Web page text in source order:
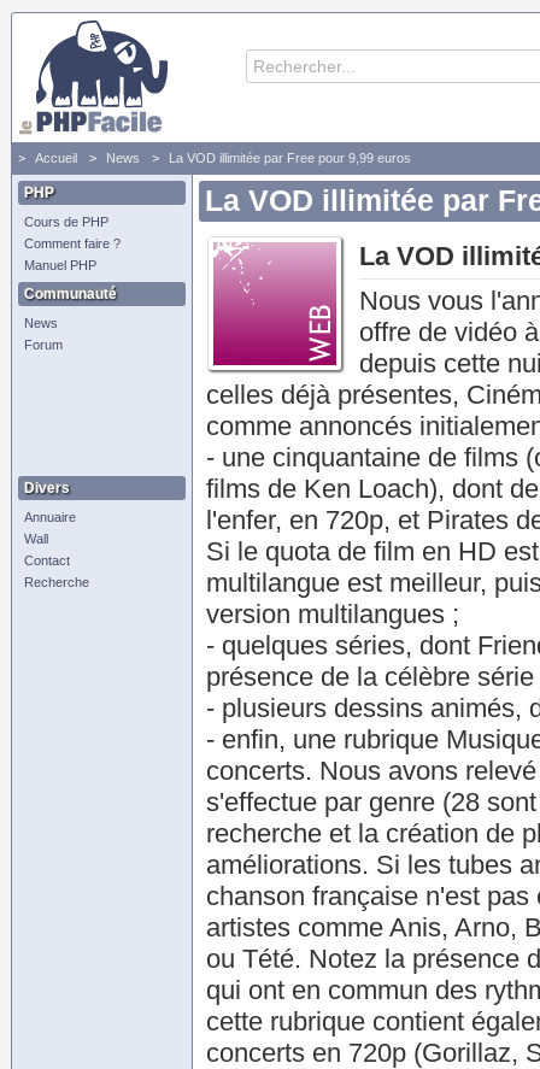
Accueil News La VOD illimitée par Free pour 9,99 euros
PHP
Cours de PHP
Comment faire ?
Manuel PHP
Communauté
News
Forum
Divers
Annuaire
Wall
Contact
Recherche
La VOD illimitée par
La VOD
Nous vous
offre de vidéo
depuis cette
celles déjà présentes,
comme annoncés
- une cinquantaine de films
films de Ken Loach), dont
l'enfer, en 720p, et Pirates
Si le quota de film en HD
multilangue est meilleur,
version multilangues ;
- quelques séries, dont
présence de la célèbre
- plusieurs dessins animés,
- enfin, une rubrique
concerts. Nous avons
s'effectue par genre (28
recherche et la création de
améliorations. Si les tubes
chanson française n'est
artistes comme Anis, Arno,
ou Tété. Notez la présence
qui ont en commun des
cette rubrique contient
concerts en 720p (Gorillaz,